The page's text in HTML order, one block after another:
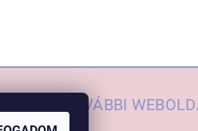
TOVÁBBI